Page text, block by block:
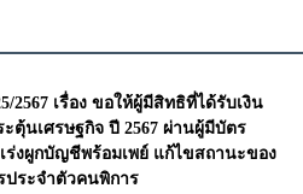
2567 เรื่อง ขอให้ผู้มีสิทธิที่ได้รับเงิน
ะตุ้นเศรษฐกิจ ปี 2567 ผ่านผู้มีบัตร
ร่งผูกบัญชีพร้อมเพย์ แก้ไขสถานะของ
ระจำตัวคนพิการ